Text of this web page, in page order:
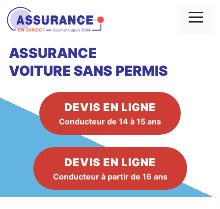
Aller
au
contenu
ASSURANCE
VOITURE SANS PERMIS
DEVIS EN LIGNE
Conducteur de 14 à 15 ans
DEVIS EN LIGNE
Conducteur à partir de 16 ans